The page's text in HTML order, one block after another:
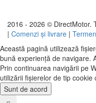
2016 - 2026 © DirectMotor.
| Comenzi și livrare |
Această pagină utilizează
bună experiență de navigare.
Prin continuarea navigării pe
utilizării fişierelor de tip
Sunt de acord